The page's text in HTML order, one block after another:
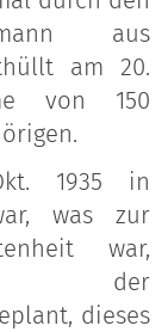
aus
am 20.
von 150
1935 in
was zur
war,
der
dieses